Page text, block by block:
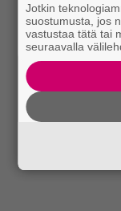
Jotkin
suostumusta, jos
vastustaa tätä tai
seuraavalla